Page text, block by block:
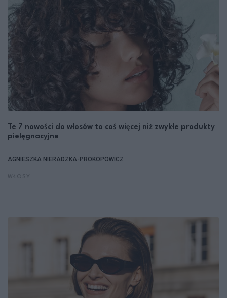
Te 7 nowości do włosów to coś więcej niż zwykłe produkty
pielęgnacyjne
AGNIESZKA NIERADZKA-PROKOPOWICZ